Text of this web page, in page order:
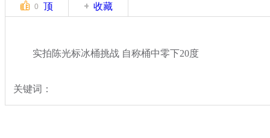
0 顶 收藏
实拍陈光标冰桶挑战 自称桶中零下20度
关键词：